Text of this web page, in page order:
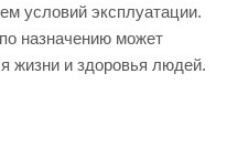
условий эксплуатации.
назначению может
жизни и здоровья людей.